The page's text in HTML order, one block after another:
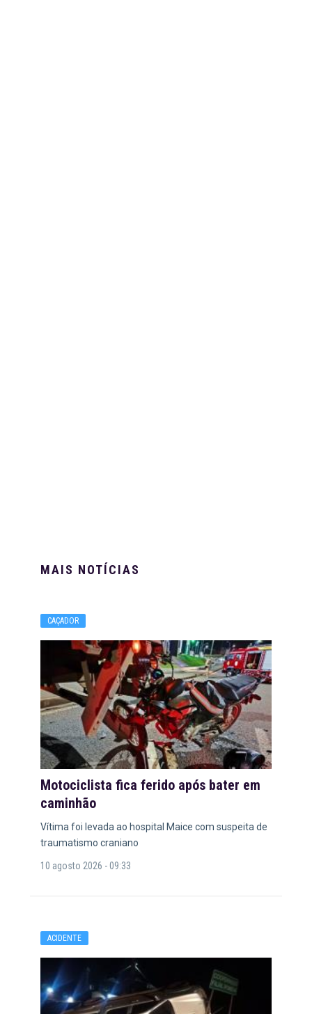
MAIS NOTÍCIAS
CAÇADOR
Motociclista fica ferido após bater em
caminhão
Vítima foi levada ao hospital Maice com suspeita de
traumatismo craniano
10 agosto 2026 - 09:33
ACIDENTE